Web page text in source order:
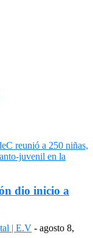
dio inicio a
| E.V - agosto 8,